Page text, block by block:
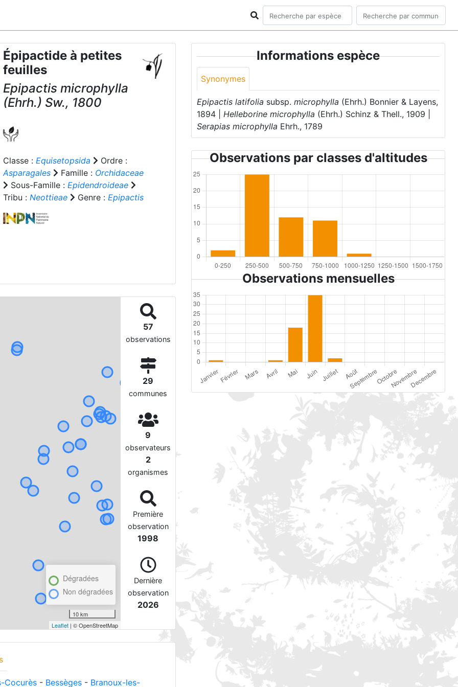
Épipactide à petites
feuilles
Epipactis microphylla
(Ehrh.) Sw., 1800
Classe : Equisetopsida
Ordre :
Asparagales
Famille : Orchidaceae
Sous-Famille : Epidendroideae
Tribu : Neottieae Genre : Epipactis
Dégradées
Non dégradées
10 km
Leaflet| © OpenStreetMap
57
observations
29
communes
9
observateurs
2
organismes
Première
observation
1998
Dernière
observation
2026
Cocurès - Bessèges - Branoux-les-
Informations espèce
Synonymes
Epipactis latifolia subsp. microphylla (Ehrh.) Bonnier & Layens,
1894 |Helleborine microphylla (Ehrh.) Schinz & Thell., 1909 |
Serapias microphylla Ehrh., 1789
Observations par classes d'altitudes
Observations mensuelles